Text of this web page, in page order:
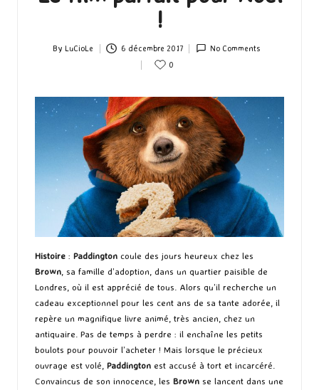
!
Posted
By LuCioLe 6 décembre 2017
No Comments
0
Histoire : Paddington coule des jours heureux chez les
Brown, sa famille d’adoption, dans un quartier paisible de
Londres, où il est apprécié de tous. Alors qu’il recherche un
cadeau exceptionnel pour les cent ans de sa tante adorée, il
repère un magnifique livre animé, très ancien, chez un
antiquaire. Pas de temps à perdre : il enchaîne les petits
boulots pour pouvoir l’acheter ! Mais lorsque le précieux
ouvrage est volé, Paddington est accusé à tort et incarcéré.
Convaincus de son innocence, les Brown se lancent dans une